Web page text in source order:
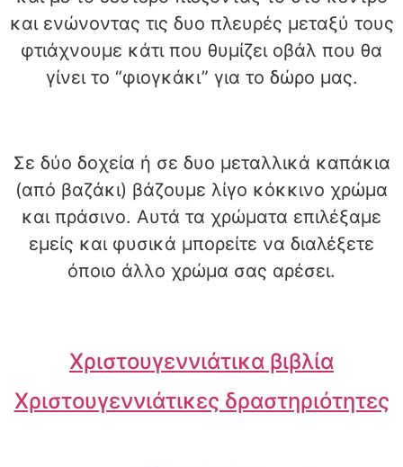
και ενώνοντας τις δυο πλευρές μεταξύ τους
φτιάχνουμε κάτι που θυμίζει οβάλ που θα
γίνει το “φιογκάκι” για το δώρο μας.
Σε δύο δοχεία ή σε δυο μεταλλικά καπάκια
(από βαζάκι) βάζουμε λίγο κόκκινο χρώμα
και πράσινο. Αυτά τα χρώματα επιλέξαμε
εμείς και φυσικά μπορείτε να διαλέξετε
όποιο άλλο χρώμα σας αρέσει.
Χριστουγεννιάτικα βιβλία
Χριστουγεννιάτικες δραστηριότητες